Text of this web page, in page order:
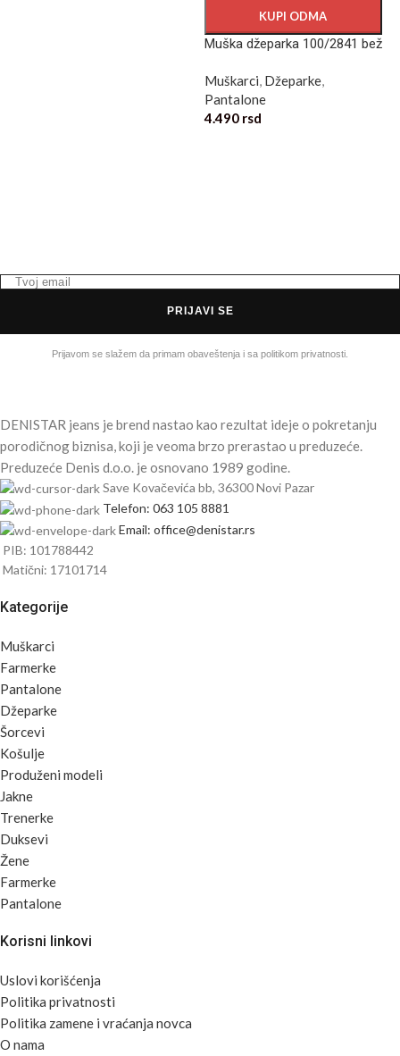
KUPI ODMA
Muška džeparka 100/2841 bež
Muškarci, Džeparke,
Pantalone
4.490 rsd
PRIJAVI SE
Prijavom se slažem da primam obaveštenja i sa politikom privatnosti.
DENISTAR jeans je brend nastao kao rezultat ideje o pokretanju
porodičnog biznisa, koji je veoma brzo prerastao u preduzeće.
Preduzeće Denis d.o.o. je osnovano 1989 godine.
Save Kovačevića bb, 36300 Novi Pazar
Telefon: 063 105 8881
Email: office@denistar.rs
PIB: 101788442
Matični: 17101714
Kategorije
Muškarci
Farmerke
Pantalone
Džeparke
Šorcevi
Košulje
Produženi modeli
Jakne
Trenerke
Duksevi
Žene
Farmerke
Pantalone
Korisni linkovi
Uslovi korišćenja
Politika privatnosti
Politika zamene i vraćanja novca
O nama